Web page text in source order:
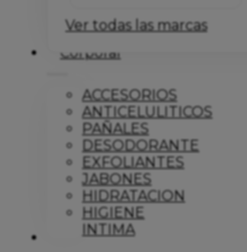
Ver todas las marcas
Corporal
ACCESORIOS
ANTICELULITICOS
PAÑALES
DESODORANTE
EXFOLIANTES
JABONES
HIDRATACION
HIGIENE
INTIMA
Dermo